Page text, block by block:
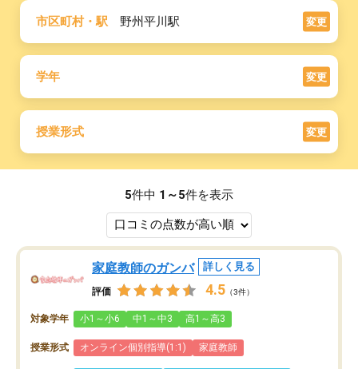
市区町村・駅 野州平川駅 変更
学年 変更
授業形式 変更
5件中 1～5件を表示
家庭教師のガンバ 詳しく見る
評価 4.5 （3件）
対象学年 小1～小6 中1～中3 高1～高3
授業形式 オンライン個別指導(1:1) 家庭教師